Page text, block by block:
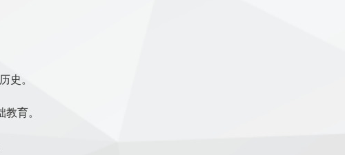
史。
育。